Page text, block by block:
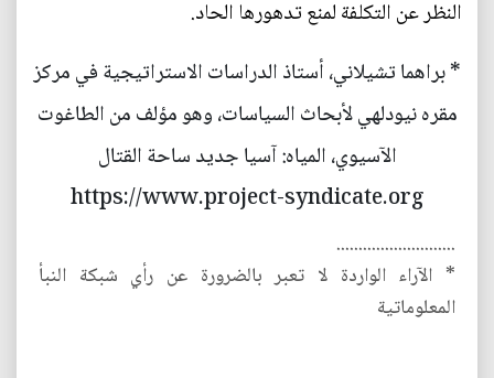
النظر عن التكلفة لمنع تدهورها الحاد.
* براهما تشيلاني، أستاذ الدراسات الاستراتيجية في مركز
مقره نيودلهي لأبحاث السياسات، وهو مؤلف من الطاغوت
الآسيوي، المياه: آسيا جديد ساحة القتال
https://www.project-syndicate.org
...........................
* الآراء الواردة لا تعبر بالضرورة عن رأي شبكة النبأ
المعلوماتية